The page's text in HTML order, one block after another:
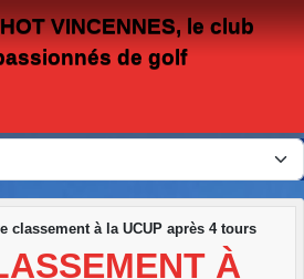
VINCENNES, le club
de golf
classement à la UCUP après 4 tours
À